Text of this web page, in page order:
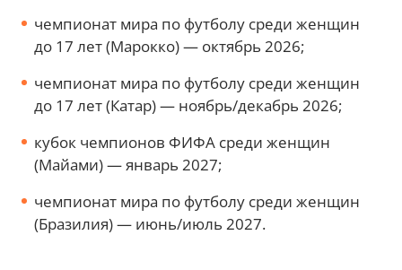
чемпионат мира по футболу среди женщин
до 17 лет (Марокко) — октябрь 2026;
чемпионат мира по футболу среди женщин
до 17 лет (Катар) — ноябрь/декабрь 2026;
кубок чемпионов ФИФА среди женщин
(Майами) — январь 2027;
чемпионат мира по футболу среди женщин
(Бразилия) — июнь/июль 2027.